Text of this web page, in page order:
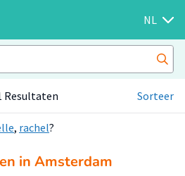
NL
Resultaten Sorteer
, rachel?
in Amsterdam